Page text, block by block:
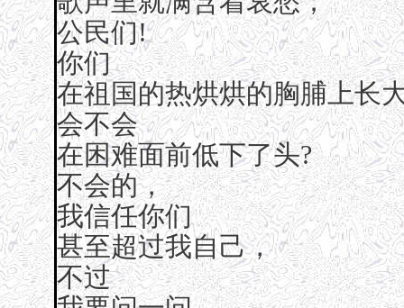
公民们!
你们
在祖国的热烘烘的胸脯上长
会不会
在困难面前低下了头?
不会的，
我信任你们
甚至超过我自己，
不过